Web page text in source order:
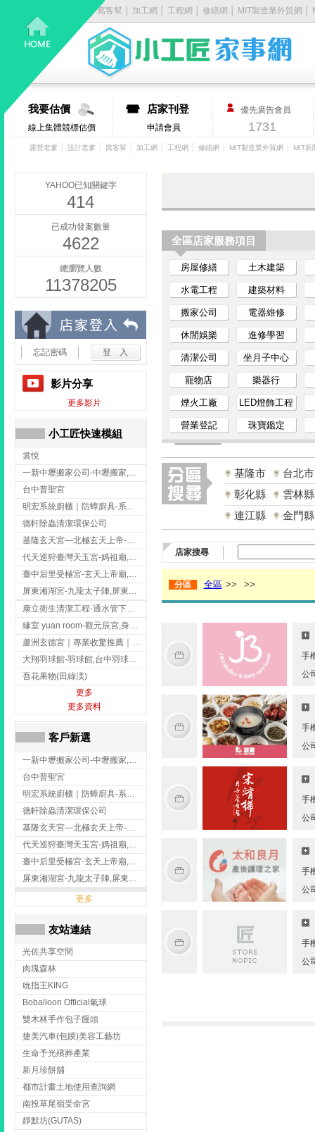
居
家
大
小
事，
找
它
有
丿
步-
小
匠
家
事
│窩客幫 加工網 工程網 修繕網 MIT製造業外貿網
我要估價
線上集體競標估價
店家刊登
申請會員
優先廣告會員
1731
露營老爹 設計老爹 窩客幫 加工網│ 工程網│ 修繕網│ MIT製造業外貿網│ MIT新
YAHOO已知關鍵字
414
已成功發案數量
4622
總瀏覽人數
11378205
忘記密碼
影片分享
更多影片
小工匠快速模組
裳悅
一新中壢搬家公司-中壢搬家,中壢搬家公司推薦,桃園搬家推薦,桃園搬家公司
台中普聖宮
明宏系統廚櫃｜防蟑廚具-系統廚櫃安裝,台中系統廚櫃安裝,彰化系統廚櫃安裝,台南系統廚櫃安裝,台中防蟑
德軒除蟲清潔環保公司
基隆玄天宮—北極玄天上帝-玄天上帝廟,拜玄天上帝,基隆玄天上帝廟,安樂區玄天上帝廟,
代天巡狩臺灣天玉宮-媽祖廟,拜媽祖,雲林媽祖廟,雲林拜媽祖,
臺中后里受極宮-玄天上帝廟,拜玄天上帝,台中玄天上帝廟,后里玄天上帝廟,
屏東湘湖宮-九龍太子陣,屏東九龍太子陣
康立衛生清潔工程-通水管下水道 清排水溝 台北抽水肥 台北洗污水管 桃園洗污水管下水道
緣室 yuan room-觀元辰宮,身心靈課程,台中觀元辰宮,台中身心靈課程,西屯觀元辰宮
蘆洲玄德宮｜專業收驚推薦｜問事服務｜點燈祭改｜補財補運-玄天上帝廟,問事,台北玄天上帝廟,蘆洲問事,
大翔羽球館-羽球館,台中羽球館,台中羽球場地出租,台中專業羽球館
吾花果物(田綠渼)
更多
更多資料
客戶新選
一新中壢搬家公司-中壢搬家,中壢搬家公司推薦,桃園搬家推薦,桃園搬家公司
台中普聖宮
明宏系統廚櫃｜防蟑廚具-系統廚櫃安裝,台中系統廚櫃安裝,彰化系統廚櫃安裝,台南系統廚櫃安裝,台中防蟑
德軒除蟲清潔環保公司
基隆玄天宮—北極玄天上帝-玄天上帝廟,拜玄天上帝,基隆玄天上帝廟,安樂區玄天上帝廟,
代天巡狩臺灣天玉宮-媽祖廟,拜媽祖,雲林媽祖廟,雲林拜媽祖,
臺中后里受極宮-玄天上帝廟,拜玄天上帝,台中玄天上帝廟,后里玄天上帝廟,
屏東湘湖宮-九龍太子陣,屏東九龍太子陣
更多
友站連結
光佐共享空間
肉塊森林
吮指王KING
Boballoon Official氣球
雙木林手作包子饅頭
捷美汽車(包膜)美容工藝坊
生命予光殯葬產業
新月珍餅舖
都市計畫土地使用查詢網
南投草尾嶺受命宮
靜默坊(GUTAS)
全區店家服務項目
房屋修繕 土木建築
水電工程 建築材料
搬家公司 電器維修
休閒娛樂 進修學習
清潔公司 坐月子中心
寵物店 樂器行
煙火工廠 LED燈飾工程
營業登記 珠寶鑑定
基隆市
台北市
彰化縣
雲林縣
連江縣
金門縣
店家搜尋
分區 全區 >> >>
手
公
手
公
手
公
手
公
手
公